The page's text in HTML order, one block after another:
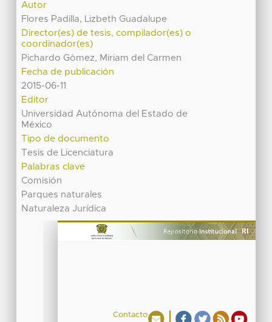
Autor
Flores Padilla, Lizbeth Guadalupe
Director(es) de tesis, compilador(es) o
coordinador(es)
Pichardo Gòmez, Miriam del Carmen
Fecha de publicación
2015-06-11
Editor
Universidad Autónoma del Estado de
México
Tipo de documento
Tesis de Licenciatura
Palabras clave
Comisión
Parques naturales
Naturaleza Jurídica